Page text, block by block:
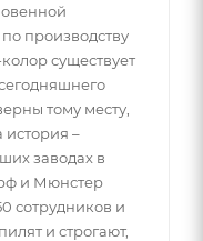
производству
существует
тому месту,
история –
заводах в
и Мюнстер
сотрудников и
и строгают,